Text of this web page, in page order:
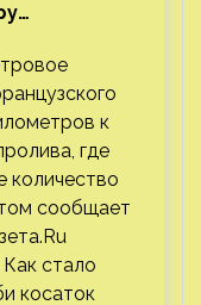
к
где
количество
сообщает
стало
косаток